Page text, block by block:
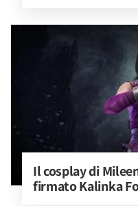
Il cosplay di
firmato Kalinka